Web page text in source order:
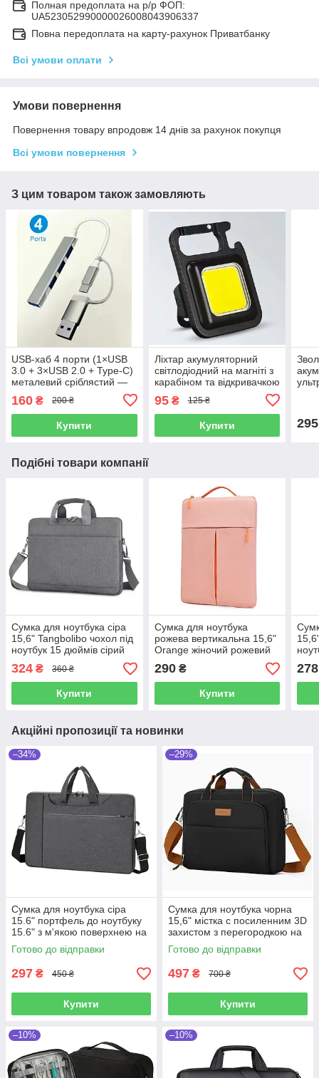
Полная предоплата на р/р ФОП:
UA523052990000026008043906337
Повна передоплата на карту-рахунок Приватбанку
Всі умови оплати
Умови повернення
Повернення товару впродовж 14 днів за рахунок покупця
Всі умови повернення
З цим товаром також замовляють
USB-хаб 4 порти (1×USB
3.0 + 3×USB 2.0 + Type-C)
металевий сріблястий —
160 ₴ 200 ₴
Купити
Ліхтар акумуляторний
світлодіодний на магніті з
карабіном та відкривачкою
компактний
95₴ 125 ₴
Купити 295
Подібні товари компанії
Сумка для ноутбука сіра
15,6" Tangbolibo чохол під
ноутбук 15 дюймів сірий
захисна сумка на ремені з
кішенями 15.6
324 ₴ 360 ₴
Купити
Сумка для ноутбука
рожева вертикальна 15,6"
Orange жіночий рожевий
чохол з помаранчевими
вставками для ноутбуку 15
дюймів
290₴
Купити
278
Акційні пропозиції та новинки
–34%
Сумка для ноутбука сіра
15.6" портфель до ноутбуку
15.6" з м'якою поверхнею на
ремені Уцінка!
Готово до відправки
297 ₴ 450 ₴
Купити
–29%
Сумка для ноутбука чорна
15,6" містка с посиленним 3D
захистом з перегородкою на
липучці, кишенями та
органайзером Уцінка!
Готово до відправки
497 ₴ 700 ₴
Купити
–10% –10%